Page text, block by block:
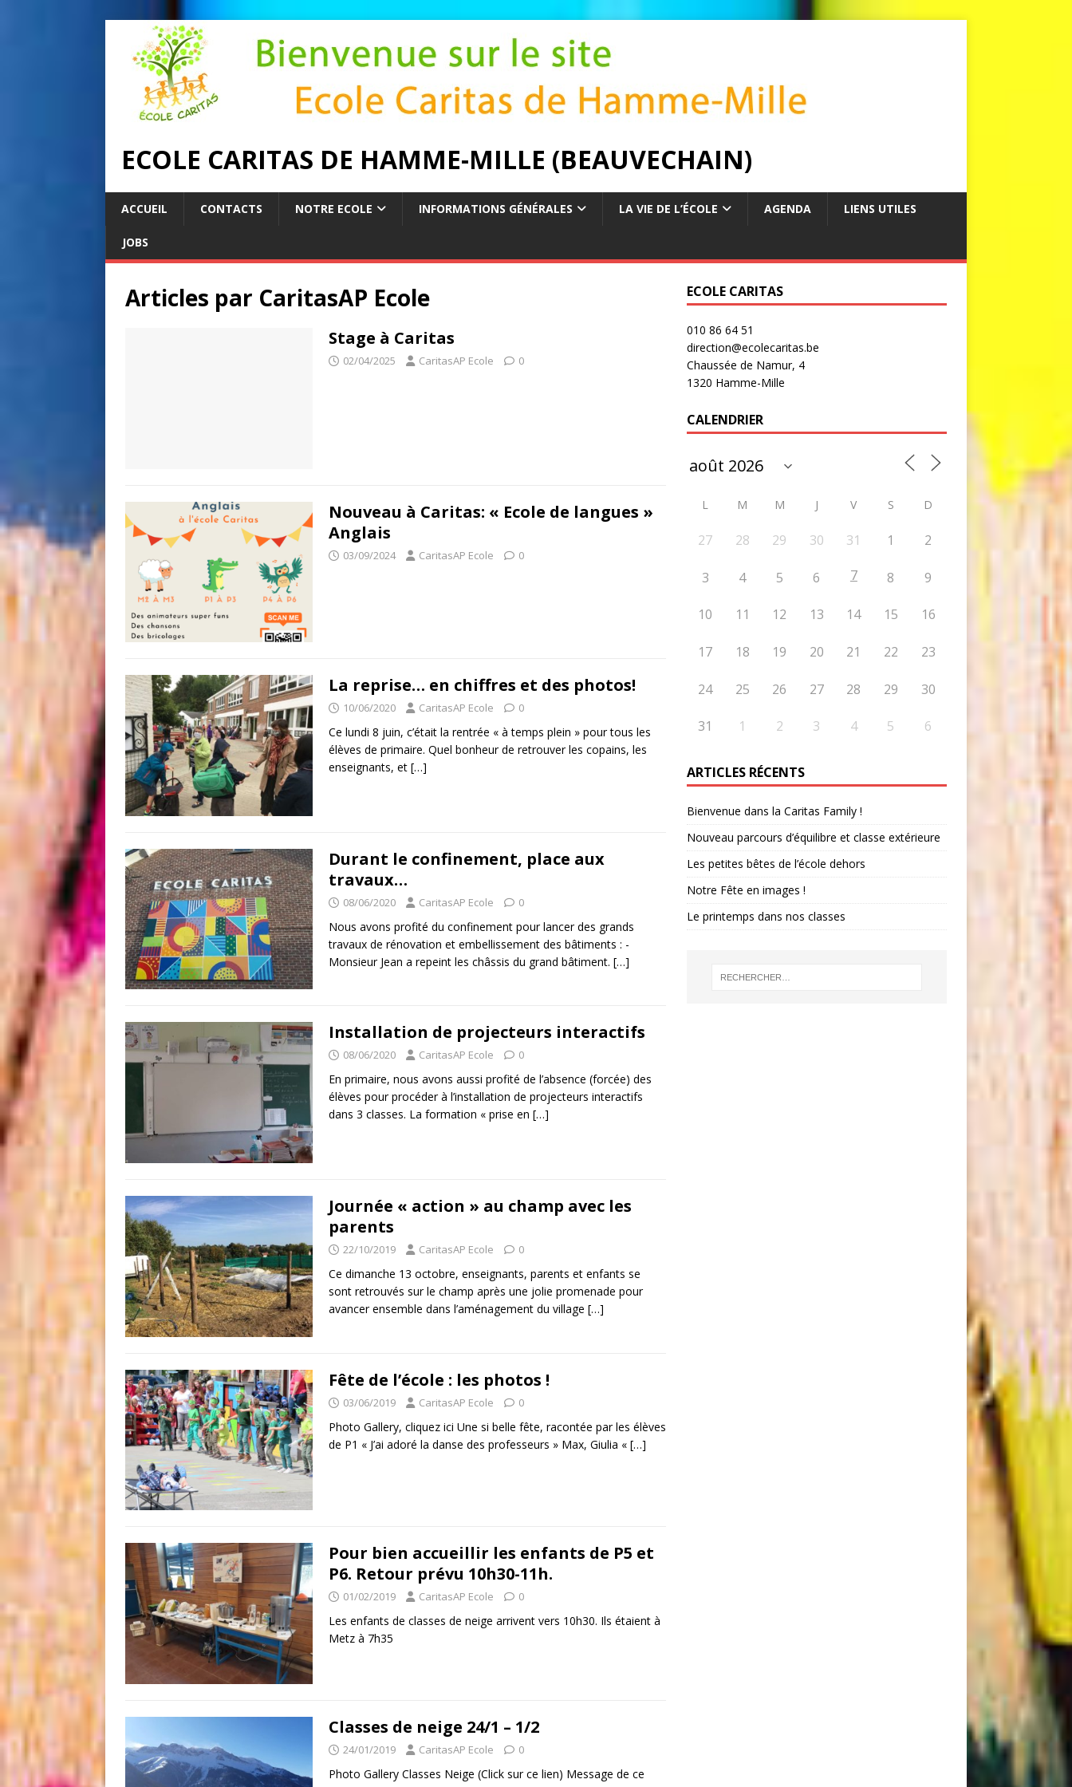
ECOLE CARITAS DE HAMME-MILLE (BEAUVECHAIN)
ACCUEIL CONTACTS NOTRE ECOLE INFORMATIONS GÉNÉRALES LA VIE DE L’ÉCOLE AGENDA LIENS UTILES
JOBS
Articles par CaritasAP Ecole
Stage à Caritas
02/04/2025 CaritasAP Ecole 0
Nouveau à Caritas: « Ecole de langues »
Anglais
03/09/2024 CaritasAP Ecole 0
La reprise… en chiffres et des photos!
10/06/2020 CaritasAP Ecole 0
Ce lundi 8 juin, c’était la rentrée « à temps plein » pour tous les
élèves de primaire. Quel bonheur de retrouver les copains, les
enseignants, et […]
Durant le confinement, place aux
travaux…
08/06/2020 CaritasAP Ecole 0
Nous avons profité du confinement pour lancer des grands
travaux de rénovation et embellissement des bâtiments : -
Monsieur Jean a repeint les châssis du grand bâtiment. […]
Installation de projecteurs interactifs
08/06/2020 CaritasAP Ecole 0
En primaire, nous avons aussi profité de l’absence (forcée) des
élèves pour procéder à l’installation de projecteurs interactifs
dans 3 classes. La formation « prise en […]
Journée « action » au champ avec les
parents
22/10/2019 CaritasAP Ecole 0
Ce dimanche 13 octobre, enseignants, parents et enfants se
sont retrouvés sur le champ après une jolie promenade pour
avancer ensemble dans l’aménagement du village […]
Fête de l’école : les photos !
03/06/2019 CaritasAP Ecole 0
Photo Gallery, cliquez ici Une si belle fête, racontée par les élèves
de P1 « J’ai adoré la danse des professeurs » Max, Giulia « […]
Pour bien accueillir les enfants de P5 et
P6. Retour prévu 10h30-11h.
01/02/2019 CaritasAP Ecole 0
Les enfants de classes de neige arrivent vers 10h30. Ils étaient à
Metz à 7h35
Classes de neige 24/1 – 1/2
24/01/2019 CaritasAP Ecole 0
Photo Gallery Classes Neige (Click sur ce lien) Message de ce
ECOLE CARITAS
010 86 64 51
direction@ecolecaritas.be
Chaussée de Namur, 4
1320 Hamme-Mille
CALENDRIER
L M M J V S D
27 28 29 30 31 1 2
3 4 5 6 7 8 9
10 11 12 13 14 15 16
17 18 19 20 21 22 23
24 25 26 27 28 29 30
31 1 2 3 4 5 6
ARTICLES RÉCENTS
Bienvenue dans la Caritas Family !
Nouveau parcours d’équilibre et classe extérieure
Les petites bêtes de l’école dehors
Notre Fête en images !
Le printemps dans nos classes